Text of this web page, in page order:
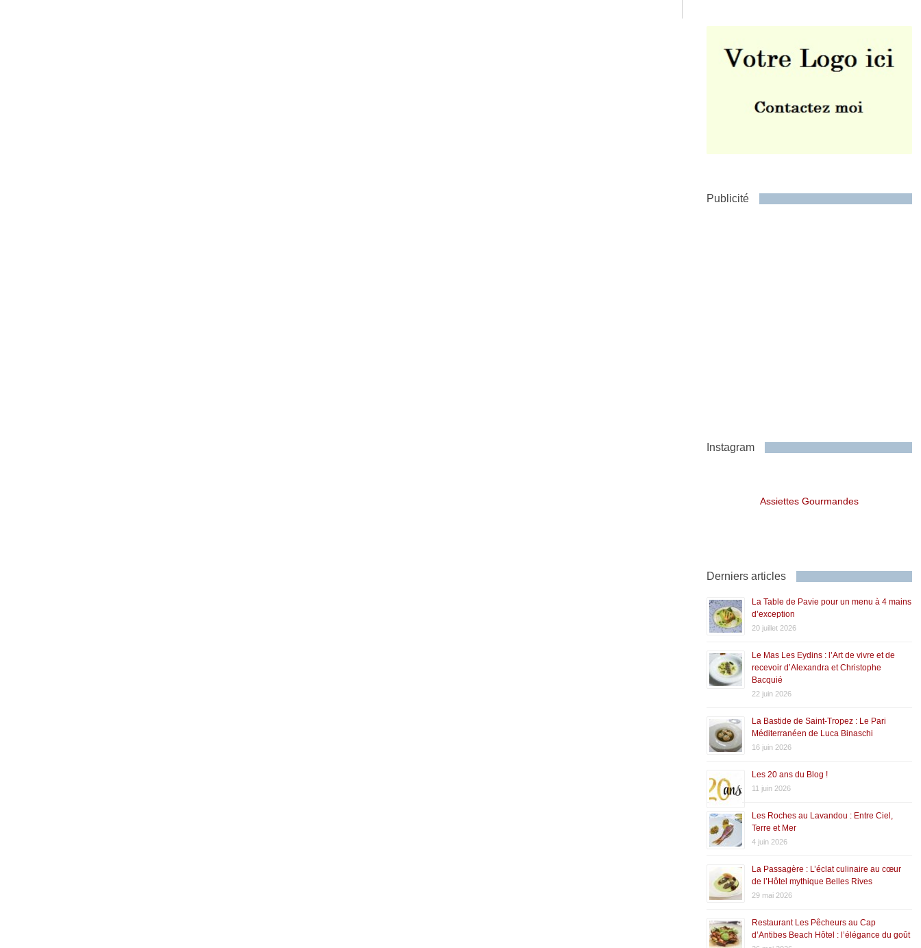
Publicité
Instagram
Assiettes Gourmandes
Derniers articles
La Table de Pavie pour un menu à 4 mains
d’exception
20 juillet 2026
Le Mas Les Eydins : l’Art de vivre et de
recevoir d’Alexandra et Christophe
Bacquié
22 juin 2026
La Bastide de Saint-Tropez : Le Pari
Méditerranéen de Luca Binaschi
16 juin 2026
Les 20 ans du Blog !
11 juin 2026
Les Roches au Lavandou : Entre Ciel,
Terre et Mer
4 juin 2026
La Passagère : L’éclat culinaire au cœur
de l’Hôtel mythique Belles Rives
29 mai 2026
Restaurant Les Pêcheurs au Cap
d’Antibes Beach Hôtel : l’élégance du goût